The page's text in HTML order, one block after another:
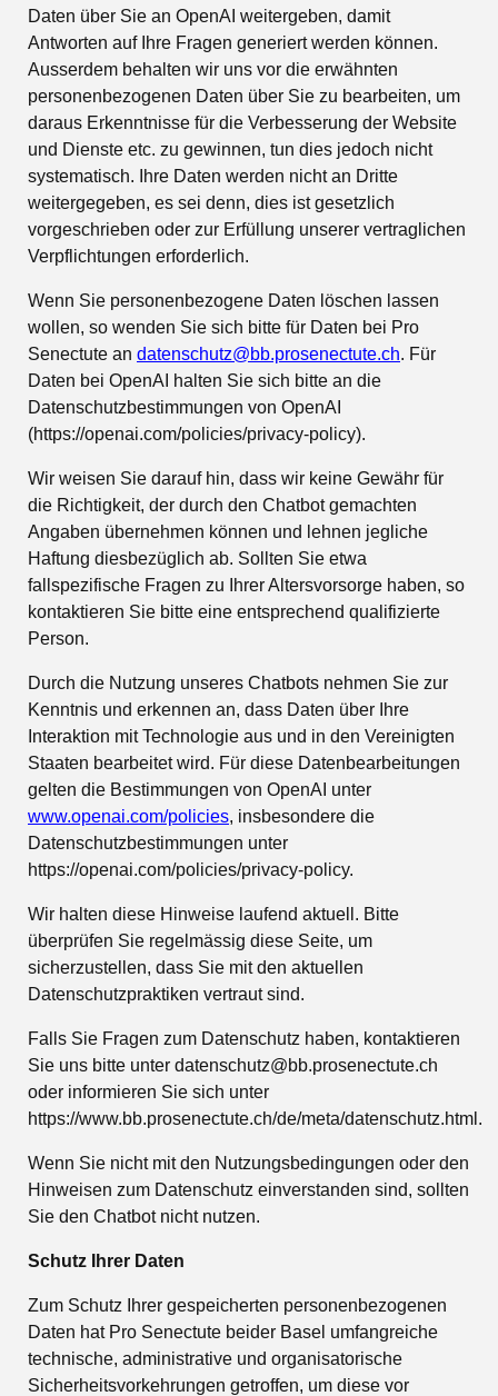
Daten über Sie an OpenAI weitergeben, damit
Antworten auf Ihre Fragen generiert werden können.
Ausserdem behalten wir uns vor die erwähnten
personenbezogenen Daten über Sie zu bearbeiten, um
daraus Erkenntnisse für die Verbesserung der Website
und Dienste etc. zu gewinnen, tun dies jedoch nicht
systematisch. Ihre Daten werden nicht an Dritte
weitergegeben, es sei denn, dies ist gesetzlich
vorgeschrieben oder zur Erfüllung unserer vertraglichen
Verpflichtungen erforderlich.
Wenn Sie personenbezogene Daten löschen lassen
wollen, so wenden Sie sich bitte für Daten bei Pro
Senectute an datenschutz@bb.prosenectute.ch. Für
Daten bei OpenAI halten Sie sich bitte an die
Datenschutzbestimmungen von OpenAI
(https://openai.com/policies/privacy-policy).
Wir weisen Sie darauf hin, dass wir keine Gewähr für
die Richtigkeit, der durch den Chatbot gemachten
Angaben übernehmen können und lehnen jegliche
Haftung diesbezüglich ab. Sollten Sie etwa
fallspezifische Fragen zu Ihrer Altersvorsorge haben, so
kontaktieren Sie bitte eine entsprechend qualifizierte
Person.
Durch die Nutzung unseres Chatbots nehmen Sie zur
Kenntnis und erkennen an, dass Daten über Ihre
Interaktion mit Technologie aus und in den Vereinigten
Staaten bearbeitet wird. Für diese Datenbearbeitungen
gelten die Bestimmungen von OpenAI unter
www.openai.com/policies, insbesondere die
Datenschutzbestimmungen unter
https://openai.com/policies/privacy-policy.
Wir halten diese Hinweise laufend aktuell. Bitte
überprüfen Sie regelmässig diese Seite, um
sicherzustellen, dass Sie mit den aktuellen
Datenschutzpraktiken vertraut sind.
Falls Sie Fragen zum Datenschutz haben, kontaktieren
Sie uns bitte unter datenschutz@bb.prosenectute.ch
oder informieren Sie sich unter
https://www.bb.prosenectute.ch/de/meta/datenschutz.html.
Wenn Sie nicht mit den Nutzungsbedingungen oder den
Hinweisen zum Datenschutz einverstanden sind, sollten
Sie den Chatbot nicht nutzen.
Schutz Ihrer Daten
Zum Schutz Ihrer gespeicherten personenbezogenen
Daten hat Pro Senectute beider Basel umfangreiche
technische, administrative und organisatorische
Sicherheitsvorkehrungen getroffen, um diese vor